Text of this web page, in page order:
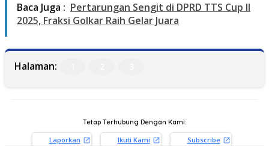
Baca Juga : Pertarungan Sengit di DPRD TTS Cup II
2025, Fraksi Golkar Raih Gelar Juara
Halaman:
Tetap Terhubung Dengan Kami:
Laporkan Ikuti Kami Subscribe